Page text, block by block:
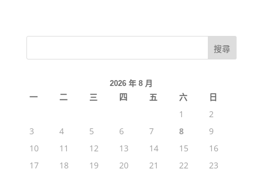
2026 年 8 月
一 二 三 四 五 六
日
1
2
3
4 5 6 7 8
9
10
11 12 13 14 15
16
17
18 19 20 21 22
23